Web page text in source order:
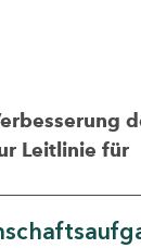
Leitlinie für